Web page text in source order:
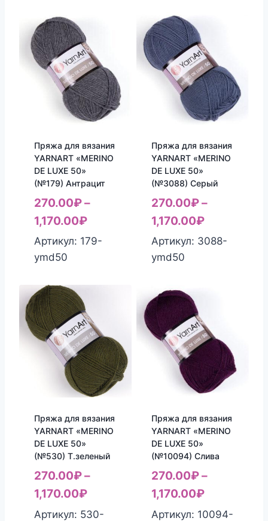
Пряжа для вязания
YARNART «MERINO
DE LUXE 50»
(№179) Антрацит
270.00₽–
1,170.00₽
Артикул: 179-
ymd50
Пряжа для вязания
YARNART «MERINO
DE LUXE 50»
(№3088) Серый
270.00₽–
1,170.00₽
Артикул: 3088-
ymd50
Пряжа для вязания
YARNART «MERINO
DE LUXE 50»
(№530) Т.зеленый
270.00₽–
1,170.00₽
Артикул: 530-
Пряжа для вязания
YARNART «MERINO
DE LUXE 50»
(№10094) Слива
270.00₽–
1,170.00₽
Артикул: 10094-